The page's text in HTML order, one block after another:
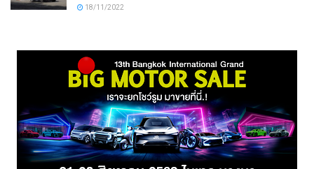
18/11/2022